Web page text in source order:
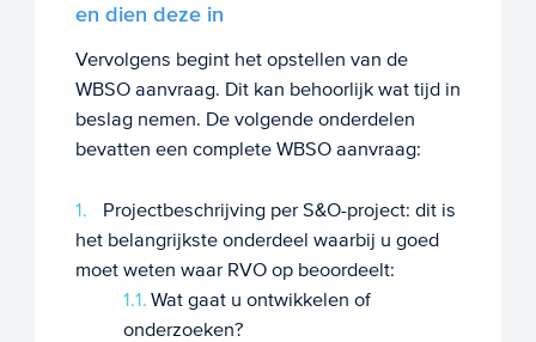
en dien deze in
Vervolgens begint het opstellen van de
WBSO aanvraag. Dit kan behoorlijk wat tijd in
beslag nemen. De volgende onderdelen
bevatten een complete WBSO aanvraag:
Projectbeschrijving per S&O-project: dit is
het belangrijkste onderdeel waarbij u goed
moet weten waar RVO op beoordeelt:
Wat gaat u ontwikkelen of
onderzoeken?